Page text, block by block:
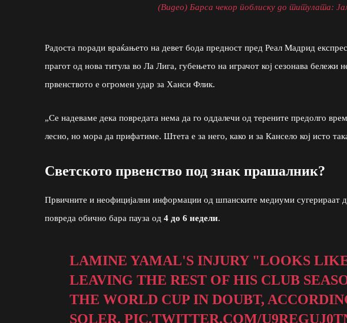
(Видео) Барса чекор поблиску до титулата:
Радоста поради враќањето на девет бода предност пред Реал Мадрид
прагот од нова титула во Ла Лига, губењето на играчот кој сезонава бележи
првенството е огромен удар за Ханси Флик.
„Се надеваме дека повредата нема да го оддалечи од терените предолго
лесно, но мора да прифатиме. Штета е за него, како и за Кансело кој исто
Светското првенство под знак прашалник?
Првичните и неофицијални информации од шпанските медиуми сугерираат
повреда обично бара пауза од 4 до 6 недели.
LAMINE YAMAL'S INJURY "LOOKS
LEAVING THE REST OF HIS CLUB
THE WORLD CUP IN DOUBT,
SOLER.PIC.TWITTER.COM/